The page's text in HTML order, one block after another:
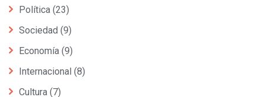
Política (23)
Sociedad (9)
Economía (9)
Internacional (8)
Cultura (7)